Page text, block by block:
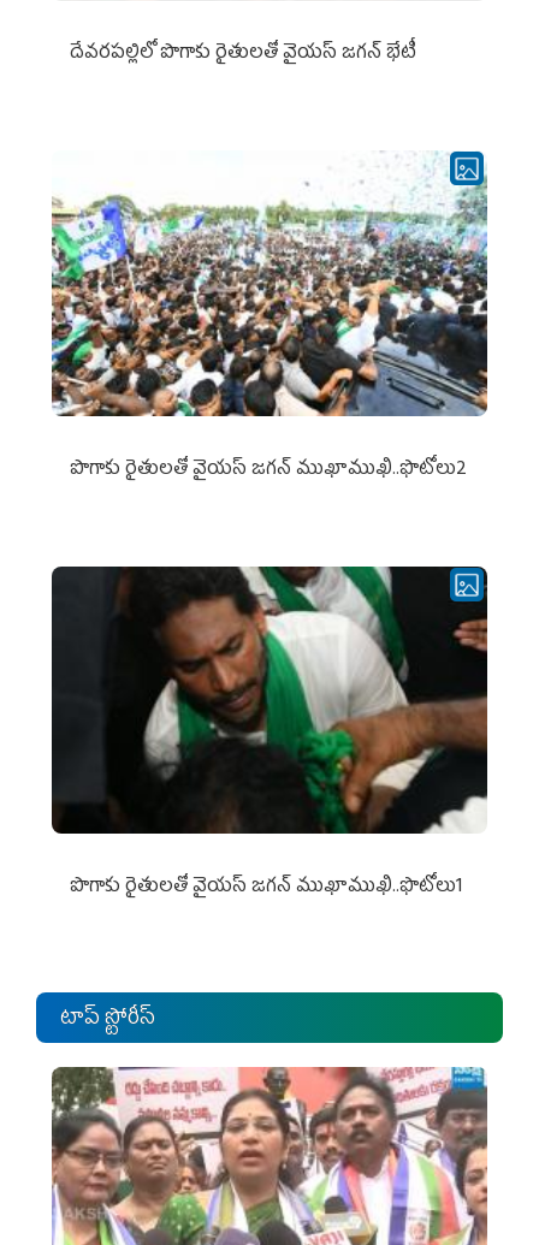
దేవరపల్లిలో పొగాకు రైతులతో వైయస్ జగన్ భేటీ
పొగాకు రైతుల‌తో వైయ‌స్ జ‌గ‌న్ ముఖాముఖి..ఫొటోలు2
పొగాకు రైతుల‌తో వైయ‌స్ జ‌గ‌న్ ముఖాముఖి..ఫొటోలు1
టాప్ స్టోరీస్